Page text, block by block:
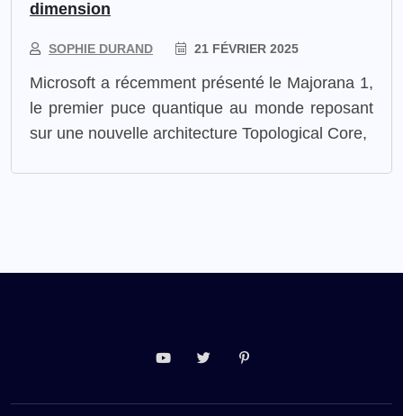
dimension
SOPHIE DURAND 21 FÉVRIER 2025
Microsoft a récemment présenté le Majorana 1,
le premier puce quantique au monde reposant
sur une nouvelle architecture Topological Core,